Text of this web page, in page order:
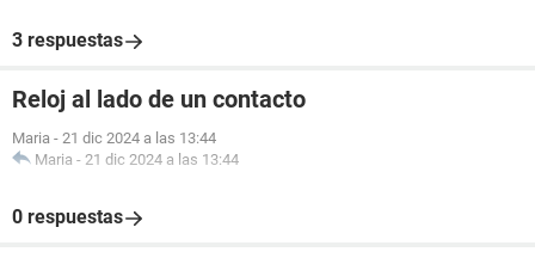
3 respuestas
Reloj al lado de un contacto
Maria - 21 dic 2024 a las 13:44
Maria - 21 dic 2024 a las 13:44
0 respuestas